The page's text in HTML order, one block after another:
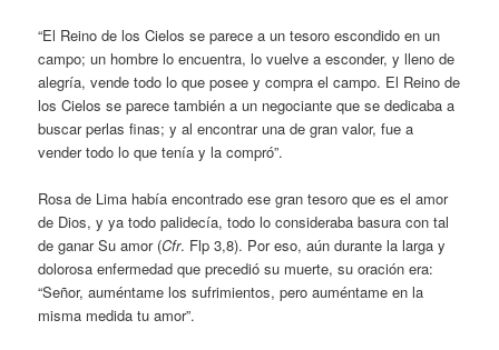
“El Reino de los Cielos se parece a un tesoro escondido en un
campo; un hombre lo encuentra, lo vuelve a esconder, y lleno de
alegría, vende todo lo que posee y compra el campo. El Reino de
los Cielos se parece también a un negociante que se dedicaba a
buscar perlas finas; y al encontrar una de gran valor, fue a
vender todo lo que tenía y la compró”.
Rosa de Lima había encontrado ese gran tesoro que es el amor
de Dios, y ya todo palidecía, todo lo consideraba basura con tal
de ganar Su amor (Cfr. Flp 3,8). Por eso, aún durante la larga y
dolorosa enfermedad que precedió su muerte, su oración era:
“Señor, auméntame los sufrimientos, pero auméntame en la
misma medida tu amor”.